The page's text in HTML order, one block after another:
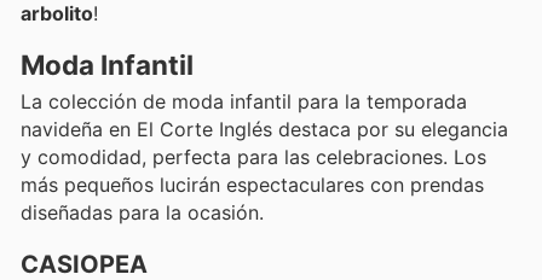
arbolito!
Moda Infantil
La colección de moda infantil para la temporada
navideña en El Corte Inglés destaca por su elegancia
y comodidad, perfecta para las celebraciones. Los
más pequeños lucirán espectaculares con prendas
diseñadas para la ocasión.
CASIOPEA